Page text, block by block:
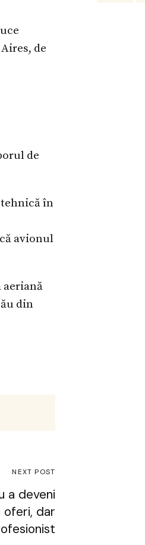
de
de
tehnică în
avionul
aeriană
din
NEXT POST
a deveni
dar